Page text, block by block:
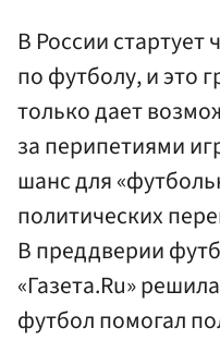
В России
по футболу, и это
только дает
за перипетиями
шанс для
политических
В преддверии
«Газета.Ru»
футбол помогал